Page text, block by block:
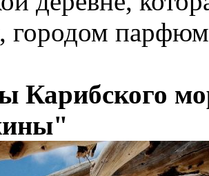
городом
Карибского